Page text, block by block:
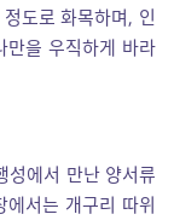
도로 화목하며, 인
만을 우직하게 바라
성에서 만난 양서류
에서는 개구리 따위